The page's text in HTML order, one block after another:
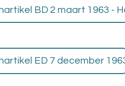
BD 2 maart 1963 -
ED 7 december